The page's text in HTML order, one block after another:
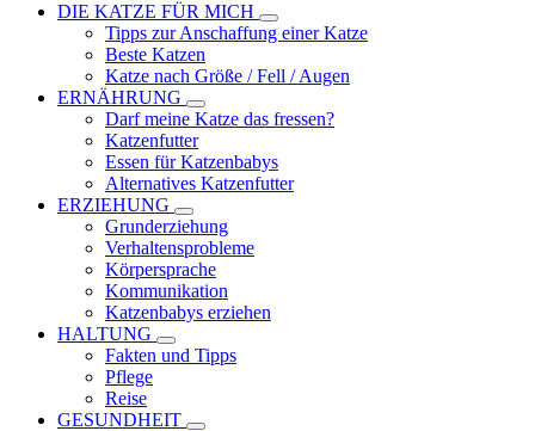
DIE KATZE FÜR MICH
Tipps zur Anschaffung einer Katze
Beste Katzen
Katze nach Größe / Fell / Augen
ERNÄHRUNG
Darf meine Katze das fressen?
Katzenfutter
Essen für Katzenbabys
Alternatives Katzenfutter
ERZIEHUNG
Grunderziehung
Verhaltensprobleme
Körpersprache
Kommunikation
Katzenbabys erziehen
HALTUNG
Fakten und Tipps
Pflege
Reise
GESUNDHEIT